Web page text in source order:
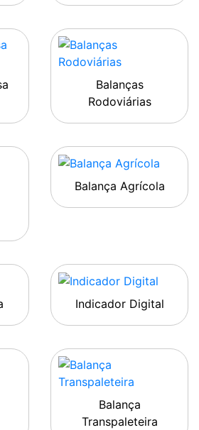
Balanças
Rodoviárias
Balança Agrícola
Indicador Digital
Balança
Transpaleteira